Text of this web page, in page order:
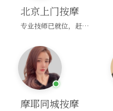
北京上门按摩
专业技师已就位，赶紧下单！
摩耶同城按摩